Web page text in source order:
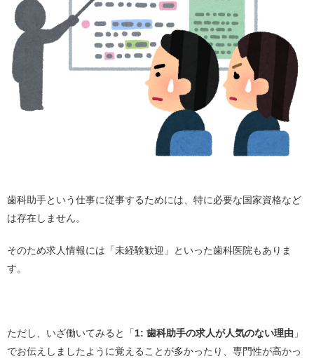
歯科助手という仕事に従事するためには、特に必要な国家資格など
は存在しません。
そのため求人情報には「未経験歓迎」といった歯科医院もありま
す。
ただし、いざ働いてみると「1: 歯科助手の求人が人気のない理由 」
でお伝えしましたように覚えることが多かったり、専門性が高かっ